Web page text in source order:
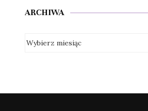
ARCHIWA